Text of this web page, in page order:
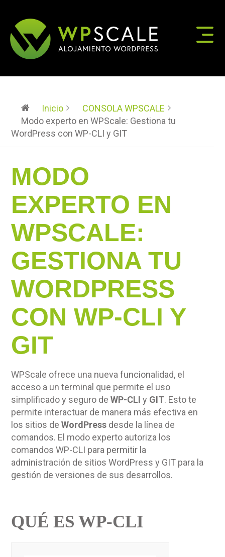
Inicio
CONSOLA WPSCALE
Modo experto en WPScale: Gestiona tu
WordPress con WP-CLI y GIT
MODO
EXPERTO EN
WPSCALE:
GESTIONA TU
WORDPRESS
CON WP-CLI Y
GIT
WPScale ofrece una nueva funcionalidad, el
acceso a un terminal que permite el uso
simplificado y seguro deWP-CLI y GIT. Esto te
permite interactuar de manera más efectiva en
los sitios deWordPress desde la línea de
comandos. El modo experto autoriza los
comandos WP-CLI para permitir la
administración de sitios WordPress y GIT para la
gestión de versiones de sus desarrollos.
QUÉ ES WP-CLI